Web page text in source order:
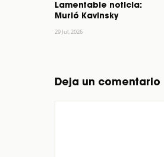
Lamentable noticia:
Murió Kavinsky
29 Jul, 2026
Deja un comentario